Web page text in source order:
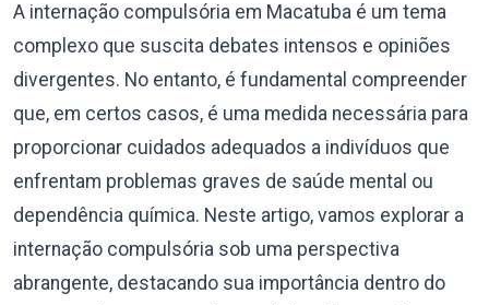
A internação compulsória em Macatuba é um tema
complexo que suscita debates intensos e opiniões
divergentes. No entanto, é fundamental compreender
que, em certos casos, é uma medida necessária para
proporcionar cuidados adequados a indivíduos que
enfrentam problemas graves de saúde mental ou
dependência química. Neste artigo, vamos explorar a
internação compulsória sob uma perspectiva
abrangente, destacando sua importância dentro do